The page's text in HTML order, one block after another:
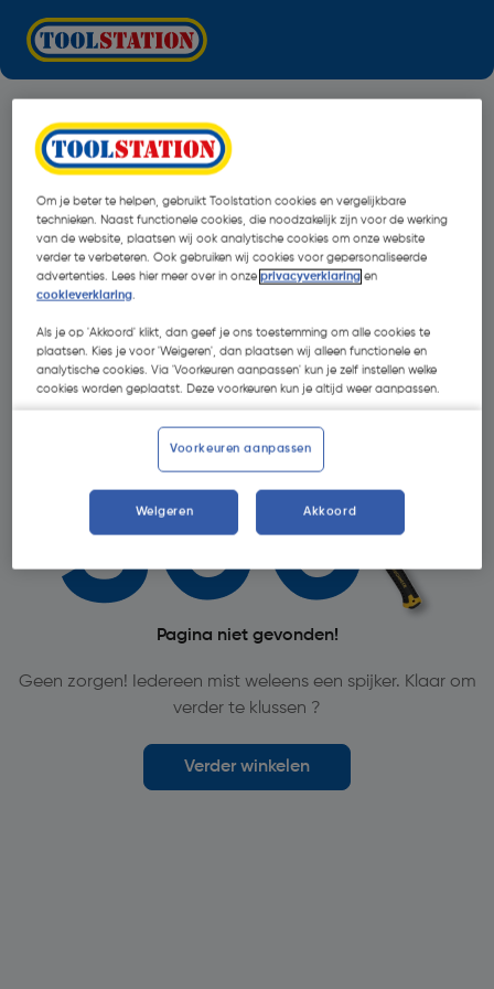
Oops!
Pagina niet gevonden!
Geen zorgen! Iedereen mist weleens een spijker. Klaar om
verder te klussen ?
Verder winkelen
Om je beter te helpen, gebruikt Toolstation cookies en vergelijkbare
technieken. Naast functionele cookies, die noodzakelijk zijn voor de werking
van de website, plaatsen wij ook analytische cookies om onze website
verder te verbeteren. Ook gebruiken wij cookies voor gepersonaliseerde
advertenties. Lees hier meer over in onzeprivacyverklaring en
cookieverklaring.
Als je op 'Akkoord' klikt, dan geef je ons toestemming om alle cookies te
plaatsen. Kies je voor 'Weigeren', dan plaatsen wij alleen functionele en
analytische cookies. Via 'Voorkeuren aanpassen' kun je zelf instellen welke
cookies worden geplaatst. Deze voorkeuren kun je altijd weer aanpassen.
Voorkeuren aanpassen
Weigeren Akkoord